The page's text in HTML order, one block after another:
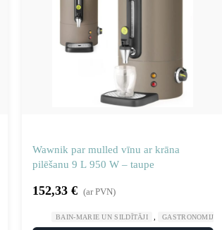
PLĪTIS UN DZĒRIENU UZPILDES IEKĀRTAS
Wawnik par mulled vīnu ar krāna
pilēšanu 9 L 950 W – taupe
152,33 € (ar PVN)
BAIN-MARIE UN SILDĪTĀJI GASTRONOMIJA